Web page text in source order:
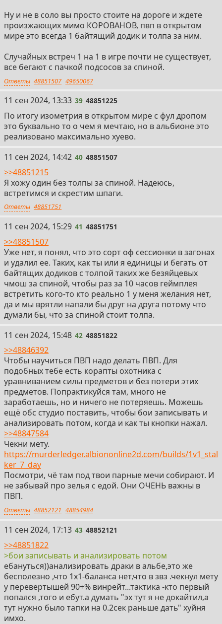
Ну и не в соло вы просто стоите на дороге и ждете
произжающих мимо КОРОВАНОВ, пвп в открытом
мире это всегда 1 байтящий додик и толпа за ним.
Случайных встреч 1 на 1 в игре почти не существует,
все бегают с пачкой подсосов за спиной.
Ответы 48851507 49650067
39
11 сен 2024, 13:33 39 48851225
По итогу изометрия в открытом мире с фул дропом
это буквально то о чем я мечтаю, но в альбионе это
реализовано максимально хуево.
40
11 сен 2024, 14:42 40 48851507
>>48851215
Я хожу один без толпы за спиной. Надеюсь,
встретимся и скрестим шпаги.
Ответы 48851751
41
11 сен 2024, 15:29 41 48851751
>>48851507
Уже нет, я понял, что это сорт оф сессионки в загонах
и удалил ее. Таких, как ты или я единицы и бегать от
байтящих додиков с толпой таких же безяйцевых
чмош за спиной, чтобы раз за 10 часов геймплея
встретить кого-то кто реально 1 у меня желания нет,
да и мы врятли напали бы друг на друга потому что
думали бы, что за спиной стоит толпа.
42
11 сен 2024, 15:48 42 48851822
>>48846392
Чтобы научиться ПВП надо делать ПВП. Для
подобных тебе есть корапты охотника с
уравниванием силы предметов и без потери этих
предметов. Попрактикуйся там, много не
заработаешь, но и ничего не потеряешь. Можешь
ещё обс студио поставить, чтобы бои записывать и
анализировать потом, когда и как ты кнопки нажал.
>>48847584
Чекни мету.
https://murderledger.albiononline2d.com/builds/1v1_stal
ker_7_day
Посмотри, чё там под твои парные мечи собирают. И
не забывай про зелья с едой. Они ОЧЕНЬ важны в
ПВП.
Ответы 48852121 48854984
43
11 сен 2024, 17:13 43 48852121
>>48851822
>бои записывать и анализировать потом
ебануться))анализировать драки в альбе,это же
бесполезно ,что 1х1-баланса нет,что в звз .чекнул мету
у перевертышей 90+% винрейт...тактика -кто первый
попался ,того и ебут.а думать "эх тут я не докайтил,а
тут нужно было тапки на 0.2сек раньше дать" хуйня
имхо.